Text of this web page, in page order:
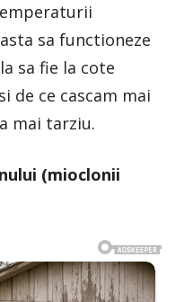
sa functioneze
sa fie la cote
de ce cascam mai
mai tarziu.
(mioclonii